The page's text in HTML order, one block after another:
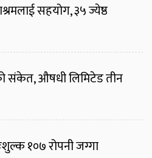
सहयोग, ३५ ज्येष्ठ
संकेत, औषधी लिमिटेड तीन
१०७ रोपनी जग्गा